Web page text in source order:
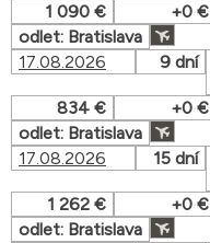
1 090 €
+0 €
odlet: Bratislava
17.08.2026
9 dní
834 €
+0 €
odlet: Bratislava
17.08.2026
15 dní
1 262 €
+0 €
odlet: Bratislava